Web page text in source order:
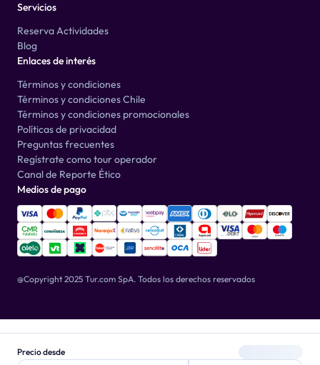
Precio desde
Servicios
Reserva Actividades
Blog
Enlaces de interés
Términos y condiciones
Términos y condiciones Chile
Términos y condiciones promocionales
Políticas de privacidad
Preguntas frecuentes
Regístrate como tour operador
Canal de Reporte Ético
Medios de pago
@Copyright 2025 Tur.com SpA. Todos los derechos reservados